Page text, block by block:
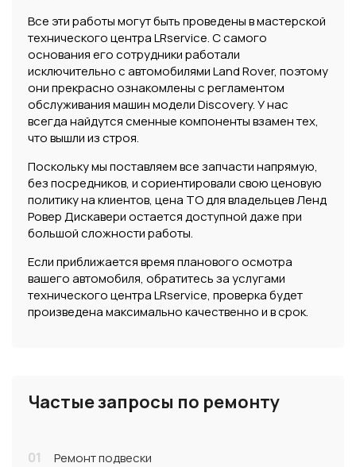
Все эти работы могут быть проведены в мастерской
технического центра LRservice. С самого
основания его сотрудники работали
исключительно с автомобилями Land Rover, поэтому
они прекрасно ознакомлены с регламентом
обслуживания машин модели Discovery. У нас
всегда найдутся сменные компоненты взамен тех,
что вышли из строя.
Поскольку мы поставляем все запчасти напрямую,
без посредников, и сориентировали свою ценовую
политику на клиентов, цена ТО для владельцев Ленд
Ровер Дискавери остается доступной даже при
большой сложности работы.
Если приближается время планового осмотра
вашего автомобиля, обратитесь за услугами
технического центра LRservice, проверка будет
произведена максимально качественно и в срок.
Частые запросы по ремонту
01 Ремонт подвески